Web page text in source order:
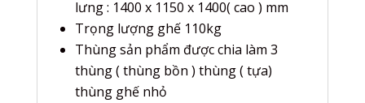
lưng : 1400 x 1150 x 1400( cao ) mm
Trọng lượng ghế 110kg
Thùng sản phẩm được chia làm 3
thùng ( thùng bồn ) thùng ( tựa)
thùng ghế nhỏ